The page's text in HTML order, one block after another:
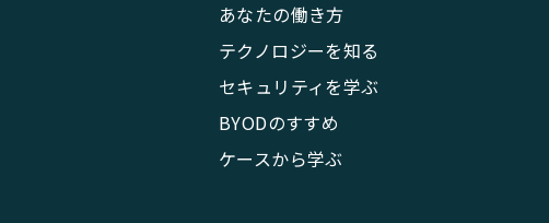
あなたの働き方
テクノロジーを知る
セキュリティを学ぶ
BYODのすすめ
ケースから学ぶ